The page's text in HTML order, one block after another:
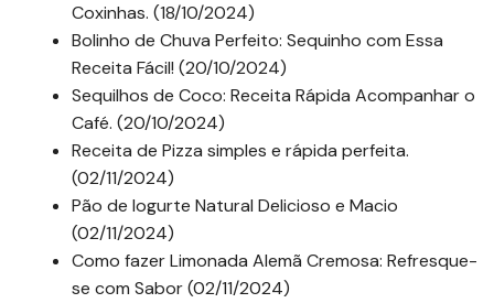
Coxinhas. (18/10/2024)
Bolinho de Chuva Perfeito: Sequinho com Essa
Receita Fácil! (20/10/2024)
Sequilhos de Coco: Receita Rápida Acompanhar o
Café. (20/10/2024)
Receita de Pizza simples e rápida perfeita.
(02/11/2024)
Pão de Iogurte Natural Delicioso e Macio
(02/11/2024)
Como fazer Limonada Alemã Cremosa: Refresque-
se com Sabor (02/11/2024)